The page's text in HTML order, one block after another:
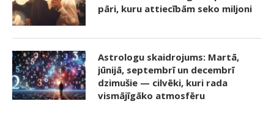
pāri, kuru attiecībām seko miljoni
Astrologu skaidrojums: Martā,
jūnijā, septembrī un decembrī
dzimušie — cilvēki, kuri rada
vismājīgāko atmosfēru